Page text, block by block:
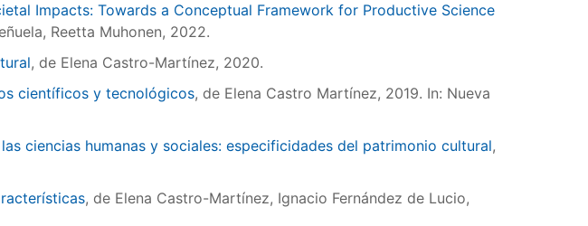
Impacts: Towards a Conceptual Framework for Productive Science
Reetta Muhonen, 2022.
, de Elena Castro-Martínez, 2020.
científicos y tecnológicos, de Elena Castro Martínez, 2019. In: Nueva
ciencias humanas y sociales: especificidades del patrimonio cultural,
, de Elena Castro-Martínez, Ignacio Fernández de Lucio,